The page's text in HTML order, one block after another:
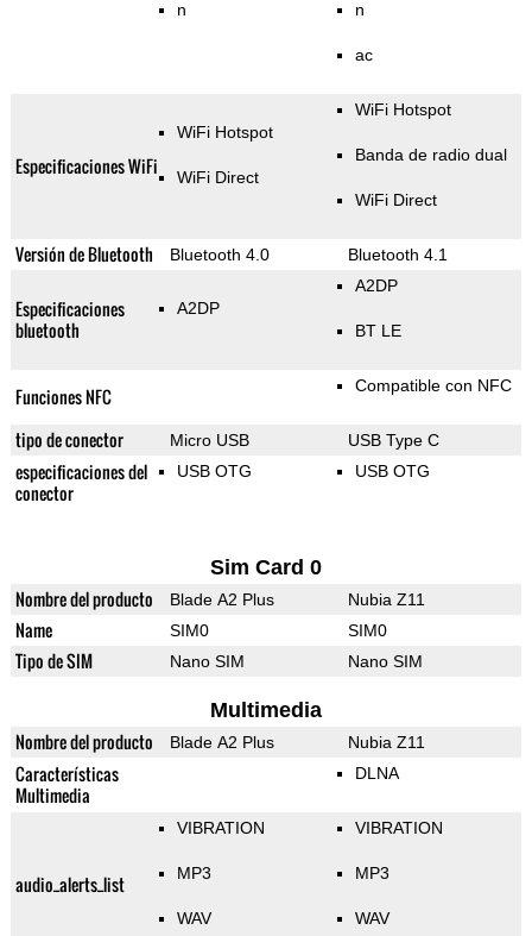
n n
ac
Especificaciones WiFi
WiFi Hotspot
WiFi Direct
WiFi Hotspot
Banda de radio dual
WiFi Direct
Versión de Bluetooth Bluetooth 4.0 Bluetooth 4.1
Especificaciones
bluetooth
A2DP
A2DP
BT LE
Funciones NFC Compatible con NFC
tipo de conector Micro USB USB Type C
especificaciones del
conector
USB OTG USB OTG
Sim Card 0
Nombre del producto Blade A2 Plus Nubia Z11
Name SIM0 SIM0
Tipo de SIM Nano SIM Nano SIM
Multimedia
Nombre del producto Blade A2 Plus Nubia Z11
Características
Multimedia
DLNA
audio_alerts_list
VIBRATION
MP3
WAV
VIBRATION
MP3
WAV